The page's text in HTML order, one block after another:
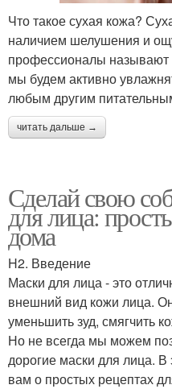
Что такое сухая кожа?
наличием шелушения и
профессионалы называют
мы будем активно
любым другим
читать дальше →
Сделай свою
для лица:
дома
H2. Введение
Маски для лица - это
внешний вид кожи лица.
уменьшить зуд, смягчить
Но не всегда мы можем
дорогие маски для лица.
вам о простых рецептах